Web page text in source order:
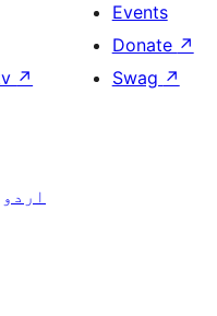
↗
Events
Donate ↗
Swag ↗
اردو